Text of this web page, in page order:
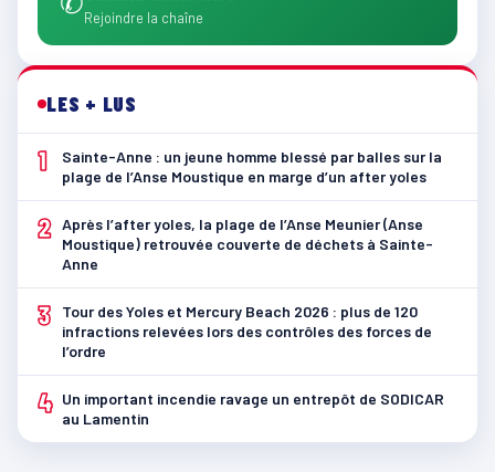
Rejoindre la chaîne
LES + LUS
1
Sainte-Anne : un jeune homme blessé par balles sur la
plage de l’Anse Moustique en marge d’un after yoles
2 Après l’after yoles, la plage de l’Anse Meunier (Anse
Moustique) retrouvée couverte de déchets à Sainte-
Anne
3
Tour des Yoles et Mercury Beach 2026 : plus de 120
infractions relevées lors des contrôles des forces de
l’ordre
4 Un important incendie ravage un entrepôt de SODICAR
au Lamentin